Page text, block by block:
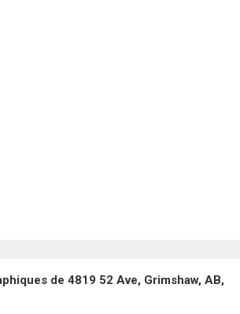
de 4819 52 Ave, Grimshaw, AB,